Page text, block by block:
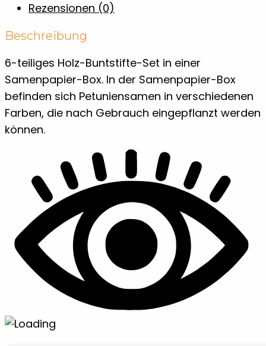
Rezensionen (0)
Beschreibung
6-teiliges Holz-Buntstifte-Set in einer
Samenpapier-Box. In der Samenpapier-Box
befinden sich Petuniensamen in verschiedenen
Farben, die nach Gebrauch eingepflanzt werden
können.